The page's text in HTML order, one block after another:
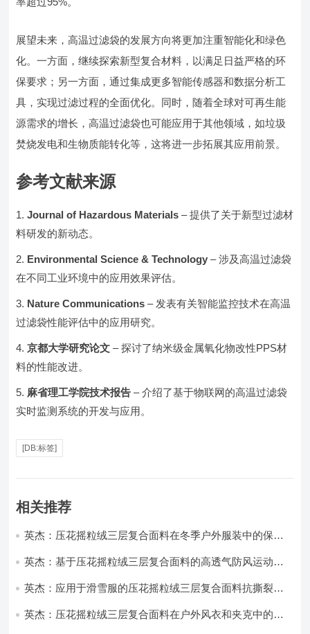
展望未来，高温过滤袋的发展方向将更加注重智能化和绿色
化。一方面，继续探索新型复合材料，以满足日益严格的环
保要求；另一方面，通过集成更多智能传感器和数据分析工
具，实现过滤过程的全面优化。同时，随着全球对可再生能
源需求的增长，高温过滤袋也可能应用于其他领域，如垃圾
焚烧发电和生物质能转化等，这将进一步拓展其应用前景。
参考文献来源
Journal of Hazardous Materials – 提供了关于新型过滤材
料研发的新动态。
Environmental Science & Technology – 涉及高温过滤袋
在不同工业环境中的应用效果评估。
Nature Communications – 发表有关智能监控技术在高温
过滤袋性能评估中的应用研究。
京都大学研究论文 – 探讨了纳米级金属氧化物改性PPS材
料的性能改进。
麻省理工学院技术报告 – 介绍了基于物联网的高温过滤袋
实时监测系统的开发与应用。
[DB:标签]
相关推荐
英杰：压花摇粒绒三层复合面料在冬季户外服装中的保暖
英杰：基于压花摇粒绒三层复合面料的高透气防风运动服
英杰：应用于滑雪服的压花摇粒绒三层复合面料抗撕裂与
英杰：压花摇粒绒三层复合面料在户外风衣和夹克中的应